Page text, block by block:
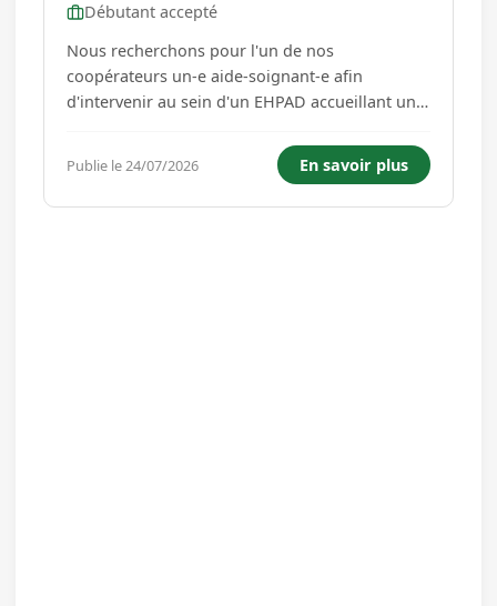
Débutant accepté
Nous recherchons pour l'un de nos
coopérateurs un-e aide-soignant-e afin
d'intervenir au sein d'un EHPAD accueillant une
de soins, vous assistez l'infirmier(ère) dans les
activités quotidiennes de so...
Publie le 24/07/2026 En savoir plus